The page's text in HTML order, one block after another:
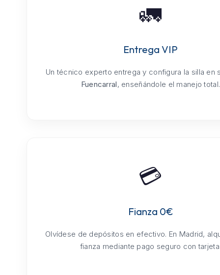
🚛
Entrega VIP
Un técnico experto entrega y configura la silla en
Fuencarral, enseñándole el manejo total.
💳
Fianza 0€
Olvídese de depósitos en efectivo. En Madrid,
fianza mediante pago seguro con